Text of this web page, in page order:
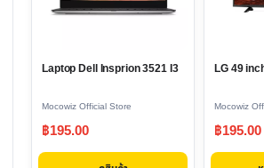
Laptop Dell Insprion 3521 I3
Mocowiz Official Store
฿195.00
LG 49
Mocowiz
฿195.00